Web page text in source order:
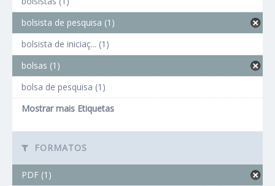
bolsista de pesquisa (1)
bolsista de iniciaç... (1)
bolsas (1)
bolsa de pesquisa (1)
Mostrar mais Etiquetas
FORMATOS
PDF (1)